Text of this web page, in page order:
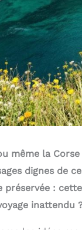
même la
dignes de
:
inattendu